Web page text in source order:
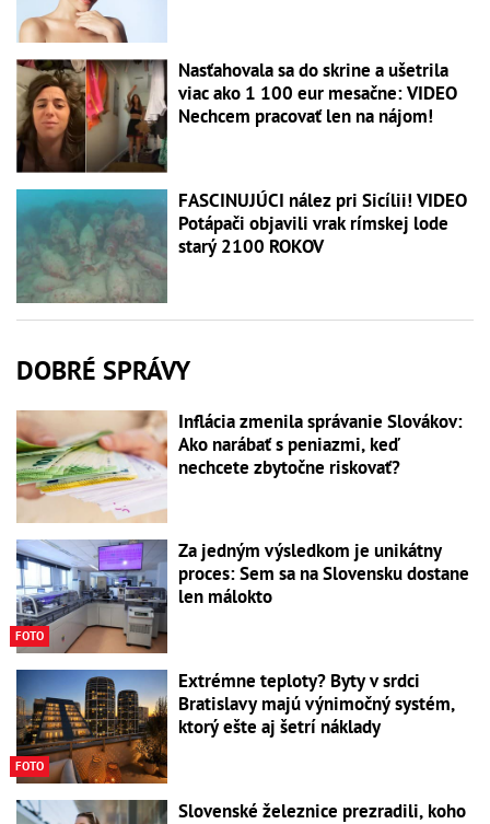
Nasťahovala sa do skrine a ušetrila
viac ako 1 100 eur mesačne: VIDEO
Nechcem pracovať len na nájom!
FASCINUJÚCI nález pri Sicílii! VIDEO
Potápači objavili vrak rímskej lode
starý 2100 ROKOV
DOBRÉ SPRÁVY
Inflácia zmenila správanie Slovákov:
Ako narábať s peniazmi, keď
nechcete zbytočne riskovať?
FOTO
Za jedným výsledkom je unikátny
proces: Sem sa na Slovensku dostane
len málokto
FOTO
Extrémne teploty? Byty v srdci
Bratislavy majú výnimočný systém,
ktorý ešte aj šetrí náklady
Slovenské železnice prezradili, koho